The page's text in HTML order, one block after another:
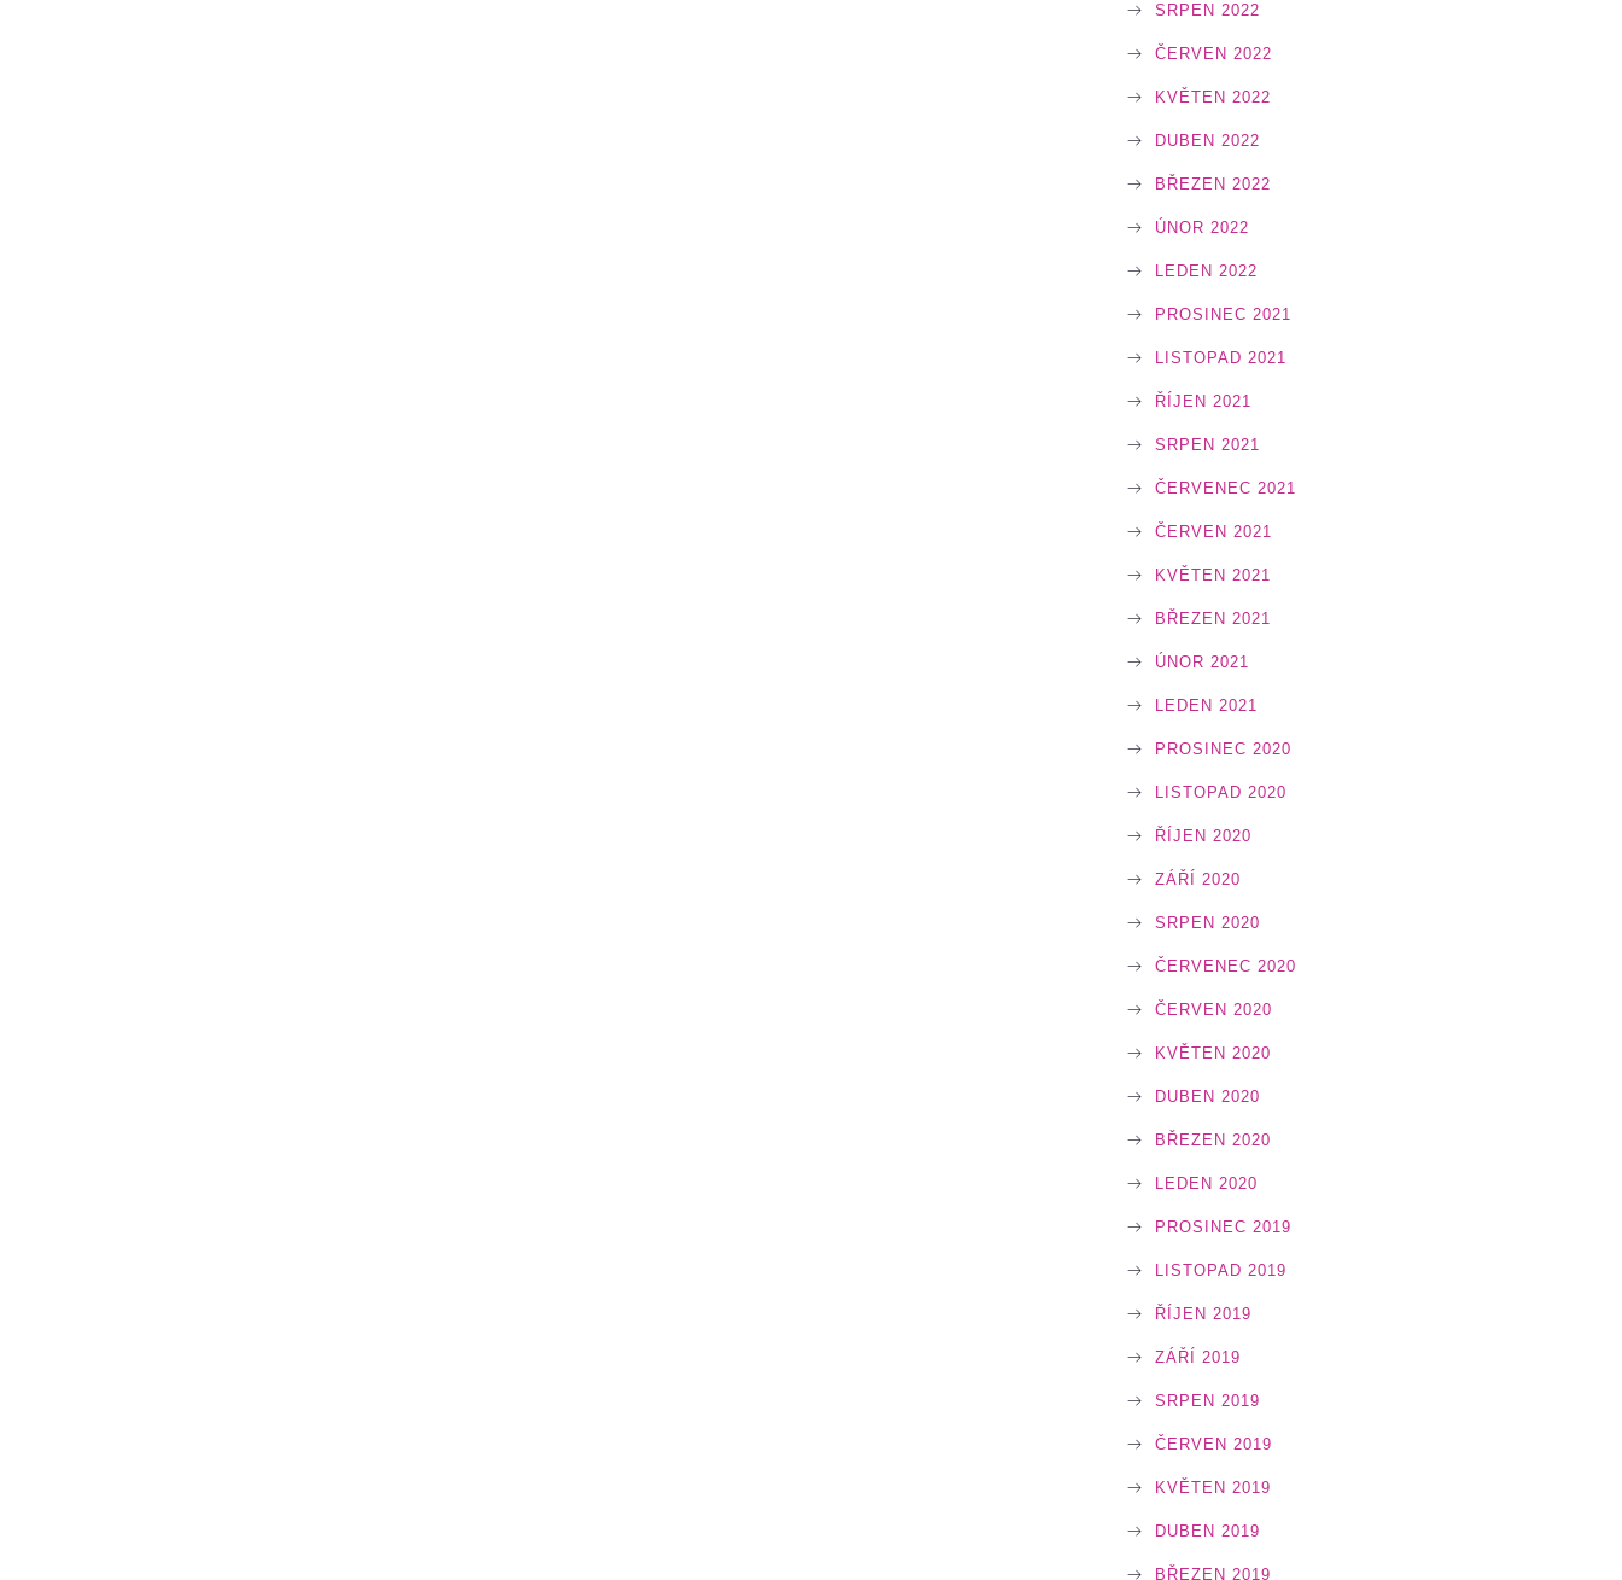
SRPEN 2022
ČERVEN 2022
KVĚTEN 2022
DUBEN 2022
BŘEZEN 2022
ÚNOR 2022
LEDEN 2022
PROSINEC 2021
LISTOPAD 2021
ŘÍJEN 2021
SRPEN 2021
ČERVENEC 2021
ČERVEN 2021
KVĚTEN 2021
BŘEZEN 2021
ÚNOR 2021
LEDEN 2021
PROSINEC 2020
LISTOPAD 2020
ŘÍJEN 2020
ZÁŘÍ 2020
SRPEN 2020
ČERVENEC 2020
ČERVEN 2020
KVĚTEN 2020
DUBEN 2020
BŘEZEN 2020
LEDEN 2020
PROSINEC 2019
LISTOPAD 2019
ŘÍJEN 2019
ZÁŘÍ 2019
SRPEN 2019
ČERVEN 2019
KVĚTEN 2019
DUBEN 2019
BŘEZEN 2019